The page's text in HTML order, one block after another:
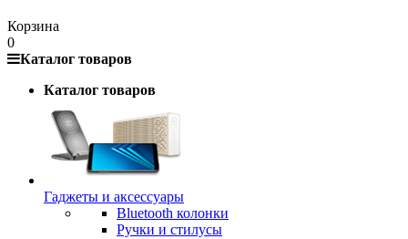
Корзина
0
Каталог товаров
Каталог товаров
Гаджеты и аксессуары
Bluetooth колонки
Ручки и стилусы